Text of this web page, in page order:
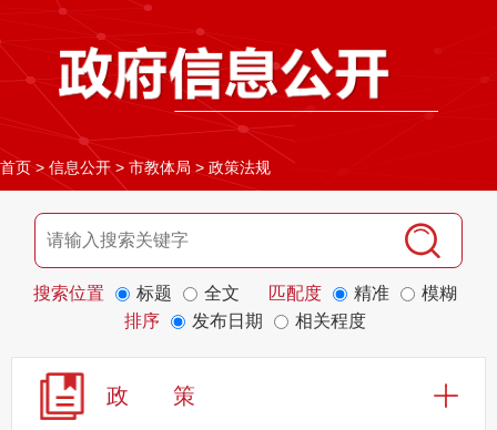
首页> 信息公开 > 市教体局 > 政策法规
搜索位置 标题 全文 匹配度 精准
模糊
排序
发布日期 相关程度
政 策